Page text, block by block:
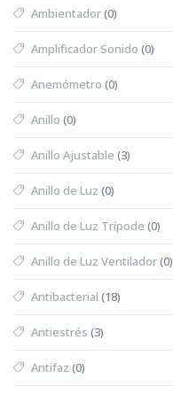
Ambientador(0)
Amplificador Sonido (0)
Anemómetro (0)
Anillo (0)
Anillo Ajustable (3)
Anillo de Luz (0)
Anillo de Luz Trípode (0)
Anillo de Luz Ventilador(0)
Antibacterial (18)
Antiestrés (3)
Antifaz (0)